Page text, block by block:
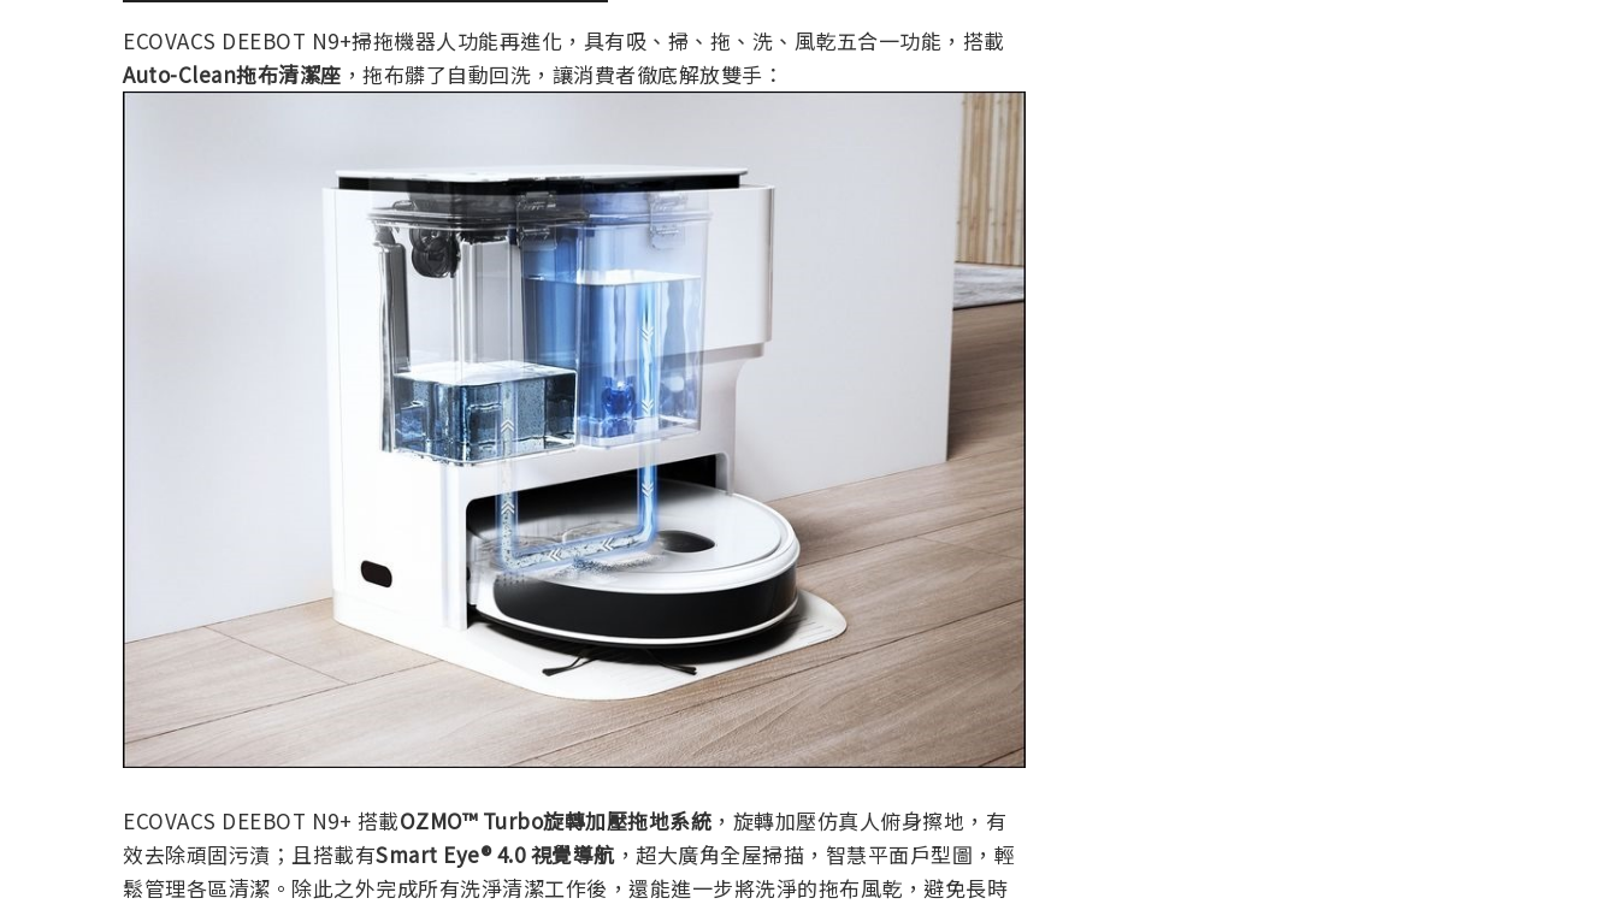
ECOVACS DEEBOT N9+掃拖機器人功能再進化，具有吸、掃、拖、洗、風乾五合一功能，搭載
Auto-Clean拖布清潔座 ，拖布髒了自動回洗，讓消費者徹底解放雙手：
ECOVACS DEEBOT N9+ 搭載OZMO™ Turbo旋轉加壓拖地系統 ，旋轉加壓仿真人俯身擦地，有
效去除頑固污漬；且搭載有Smart Eye® 4.0視覺導航，超大廣角全屋掃描，智慧平面戶型圖，輕
鬆管理各區清潔。除此之外完成所有洗淨清潔工作後，還能進一步將洗淨的拖布風乾，避免長時